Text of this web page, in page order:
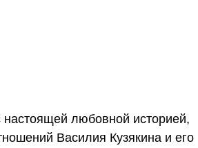
любовной историей,
Василия Кузякина и его